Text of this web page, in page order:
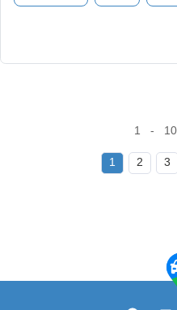
1 -
1 2 3